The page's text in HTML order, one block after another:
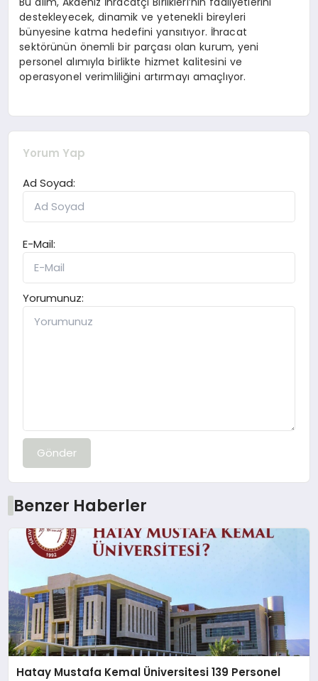
destekleyecek, dinamik ve yetenekli bireyleri
bünyesine katma hedefini yansıtıyor. İhracat
sektörünün önemli bir parçası olan kurum, yeni
personel alımıyla birlikte hizmet kalitesini ve
operasyonel verimliliğini artırmayı amaçlıyor.
Yorum Yap
Ad Soyad:
E-Mail:
Yorumunuz:
Gönder
Benzer Haberler
Hatay Mustafa Kemal Üniversitesi 139 Personel